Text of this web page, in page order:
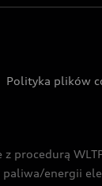
Polityka plików
procedurą
energii